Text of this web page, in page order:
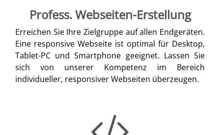
Profess. Webseiten-Erstellung
Erreichen Sie Ihre Zielgruppe auf allen Endgeräten.
Eine responsive Webseite ist optimal für Desktop,
Tablet-PC und Smartphone geeignet. Lassen Sie
sich von unserer Kompetenz im Bereich
individueller, responsiver Webseiten überzeugen.